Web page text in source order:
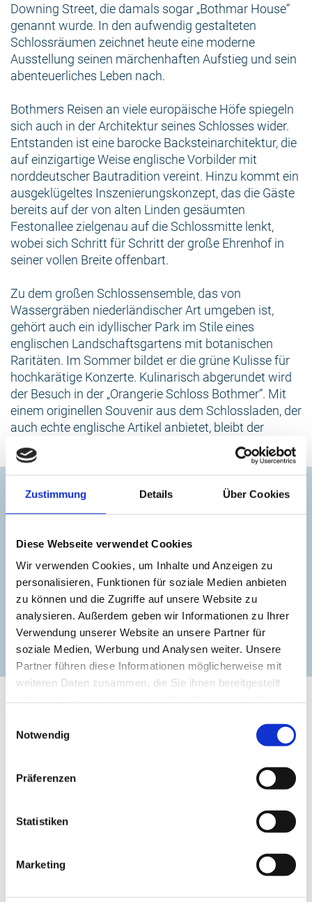
Zustimmung Details Über Cookies
Diese Webseite verwendet Cookies
Wir verwenden Cookies, um Inhalte und Anzeigen zu
personalisieren, Funktionen für soziale Medien anbieten
zu können und die Zugriffe auf unsere Website zu
analysieren. Außerdem geben wir Informationen zu Ihrer
Verwendung unserer Website an unsere Partner für
soziale Medien, Werbung und Analysen weiter. Unsere
Partner führen diese Informationen möglicherweise mit
weiteren Daten zusammen, die Sie ihnen bereitgestellt
Notwendig
Präferenzen
Statistiken
Marketing
Downing Street, die damals sogar „Bothmar House“
genannt wurde. In den aufwendig gestalteten
Schlossräumen zeichnet heute eine moderne
Ausstellung seinen märchenhaften Aufstieg und sein
abenteuerliches Leben nach.
Bothmers Reisen an viele europäische Höfe spiegeln
sich auch in der Architektur seines Schlosses wider.
Entstanden ist eine barocke Backsteinarchitektur, die
auf einzigartige Weise englische Vorbilder mit
norddeutscher Bautradition vereint. Hinzu kommt ein
ausgeklügeltes Inszenierungskonzept, das die Gäste
bereits auf der von alten Linden gesäumten
Festonallee zielgenau auf die Schlossmitte lenkt,
wobei sich Schritt für Schritt der große Ehrenhof in
seiner vollen Breite offenbart.
Zu dem großen Schlossensemble, das von
Wassergräben niederländischer Art umgeben ist,
gehört auch ein idyllischer Park im Stile eines
englischen Landschaftsgartens mit botanischen
Raritäten. Im Sommer bildet er die grüne Kulisse für
hochkarätige Konzerte. Kulinarisch abgerundet wird
der Besuch in der „Orangerie Schloss Bothmer“. Mit
einem originellen Souvenir aus dem Schlossladen, der
auch echte englische Artikel anbietet, bleibt der
Ausflug noch lange in lebendiger Erinnerung.
Kontakt
Schloss Bothmer
schloss-bothmer@mv-schloesser.de
zur Website